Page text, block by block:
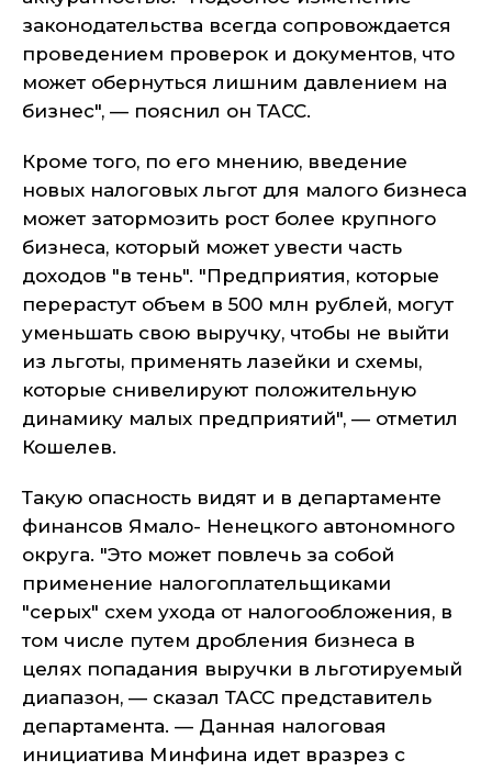
законодательства всегда сопровождается
проведением проверок и документов, что
может обернуться лишним давлением на
бизнес", — пояснил он ТАСС.
Кроме того, по его мнению, введение
новых налоговых льгот для малого бизнеса
может затормозить рост более крупного
бизнеса, который может увести часть
доходов "в тень". "Предприятия, которые
перерастут объем в 500 млн рублей, могут
уменьшать свою выручку, чтобы не выйти
из льготы, применять лазейки и схемы,
которые снивелируют положительную
динамику малых предприятий", — отметил
Кошелев.
Такую опасность видят и в департаменте
финансов Ямало- Ненецкого автономного
округа. "Это может повлечь за собой
применение налогоплательщиками
"серых" схем ухода от налогообложения, в
том числе путем дробления бизнеса в
целях попадания выручки в льготируемый
диапазон, — сказал ТАСС представитель
департамента. — Данная налоговая
инициатива Минфина идет вразрез с